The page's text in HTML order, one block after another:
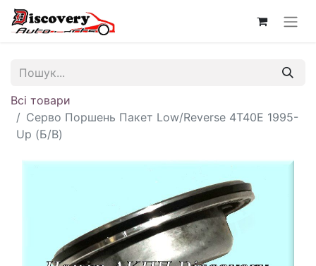
Всі товари
Серво Поршень Пакет Low/Reverse 4T40E 1995-
Up (Б/В)